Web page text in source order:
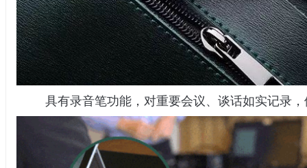
具有录音笔功能，对重要会议、谈话如实记录